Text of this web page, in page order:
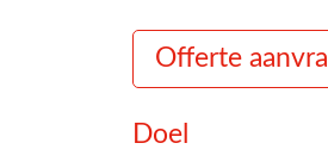
Offerte
Doel